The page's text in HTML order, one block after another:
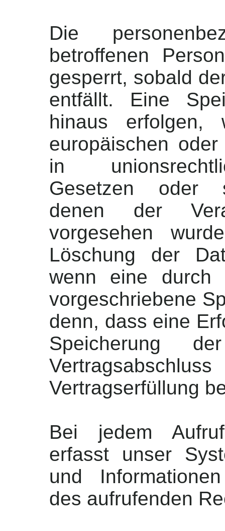
Die
betroffenen
gesperrt, sobald
entfällt. Eine
hinaus
europäischen
in
Gesetzen oder
denen der
vorgesehen
Löschung der
wenn eine durch
vorgeschriebene
denn, dass eine
Speicherung
Vertragserfüllung
Bei jedem
erfasst unser
und
des aufrufenden